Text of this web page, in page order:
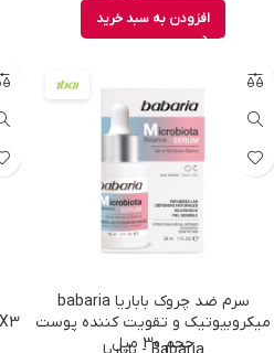
افزودن به سبد خرید
سرم ضد چروک باباریا babaria
ميكروبیوتیک و تقویت کننده پوست
حجم 30 میل